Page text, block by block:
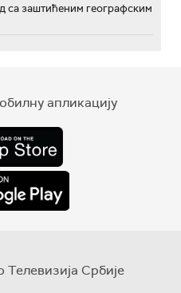
са заштићеним географским
апликацију
Телевизија Србије